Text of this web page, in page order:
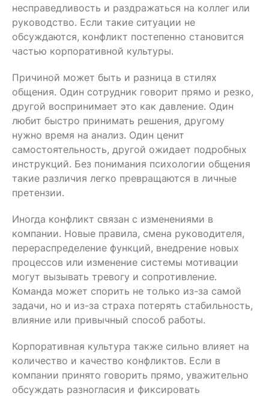
несправедливость и раздражаться на коллег или
руководство. Если такие ситуации не
обсуждаются, конфликт постепенно становится
частью корпоративной культуры.
Причиной может быть и разница в стилях
общения. Один сотрудник говорит прямо и резко,
другой воспринимает это как давление. Один
любит быстро принимать решения, другому
нужно время на анализ. Один ценит
самостоятельность, другой ожидает подробных
инструкций. Без понимания психологии общения
такие различия легко превращаются в личные
претензии.
Иногда конфликт связан с изменениями в
компании. Новые правила, смена руководителя,
перераспределение функций, внедрение новых
процессов или изменение системы мотивации
могут вызывать тревогу и сопротивление.
Команда может спорить не только из-за самой
задачи, но и из-за страха потерять стабильность,
влияние или привычный способ работы.
Корпоративная культура также сильно влияет на
количество и качество конфликтов. Если в
компании принято говорить прямо, уважительно
обсуждать разногласия и фиксировать